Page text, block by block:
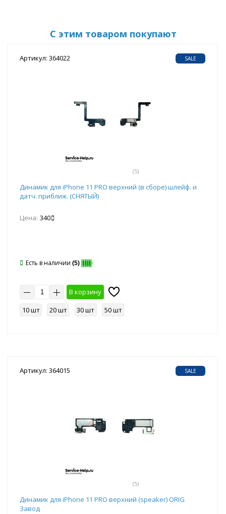
С этим товаром покупают
Артикул: 364022
(5)
SALE
Динамик для iPhone 11 PRO верхний (в сборе) шлейф. и
датч. приближ. (СНЯТЫЙ)
Цена: 340
Есть в наличии (5)
В корзину
10 шт
20 шт 30 шт 50 шт
Артикул: 364015
(5)
SALE
Динамик для iPhone 11 PRO верхний (speaker) ORIG
Завод